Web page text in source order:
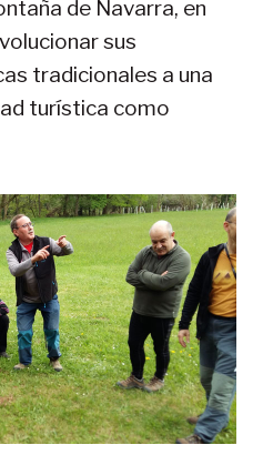
de Navarra, en
sus
tradicionales a una
turística como